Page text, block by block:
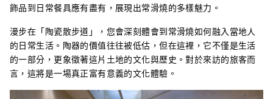
飾品到日常餐具應有盡有，展現出常滑燒的多樣魅力。
漫步在「陶瓷散步道」，您會深刻體會到常滑燒如何融入當地人
的日常生活。陶器的價值往往被低估，但在這裡，它不僅是生活
的一部分，更象徵著這片土地的文化與歷史。對於來訪的旅客而
言，這將是一場真正富有意義的文化體驗。